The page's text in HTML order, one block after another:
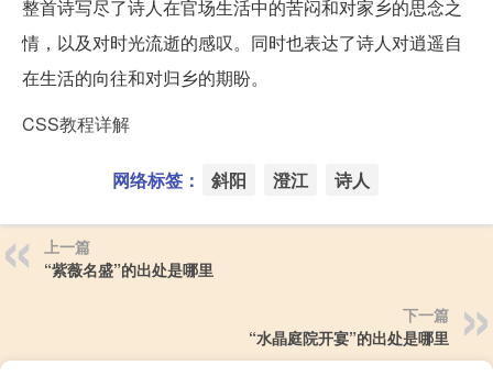
整首诗写尽了诗人在官场生活中的苦闷和对家乡的思念之
情，以及对时光流逝的感叹。同时也表达了诗人对逍遥自
在生活的向往和对归乡的期盼。
CSS教程详解
网络标签： 斜阳 澄江 诗人
上一篇
“紫薇名盛”的出处是哪里
下一篇
“水晶庭院开宴”的出处是哪里